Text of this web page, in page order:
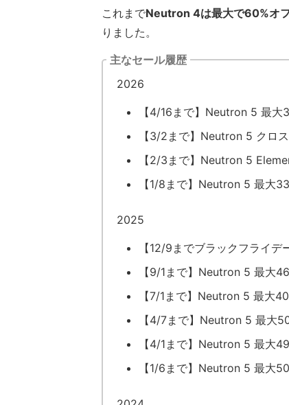
これまでNeutron 4は最大で60%オ
りました。
主なセール履歴
2026
【4/16まで】Neutron 5 最
【3/2まで】Neutron 5 クロ
【2/3まで】Neutron 5
【1/8まで】Neutron 5 最大
2025
【12/9までブラックフライ
【9/1まで】Neutron 5 最大
【7/1まで】Neutron 5 最大
【4/7まで】Neutron 5 最大
【4/1まで】Neutron 5 最大
【1/6まで】Neutron 5 最大